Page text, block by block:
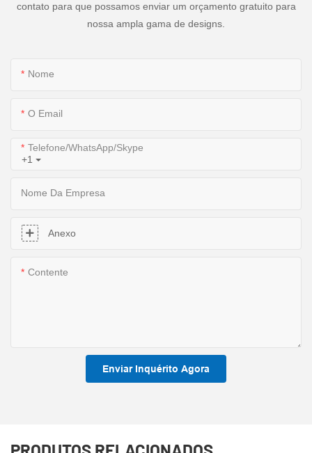
contato para que possamos enviar um orçamento gratuito para
nossa ampla gama de designs.
Nome
O Email
+1
Telefone/WhatsApp/Skype
Nome Da Empresa
Anexo
Contente
Enviar Inquérito Agora